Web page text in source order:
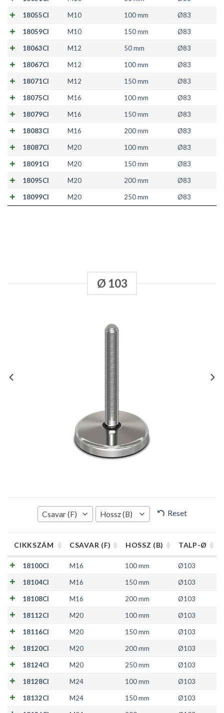
18055CI M10 100 mm Ø83
18059CI M10 150 mm Ø83
18063CI M12 50 mm Ø83
18067CI M12 100 mm Ø83
18071CI M12 150 mm Ø83
18075CI M16 100 mm Ø83
18079CI M16 150 mm Ø83
18083CI M16 200 mm Ø83
18087CI M20 100 mm Ø83
18091CI M20 150 mm Ø83
18095CI M20 200 mm Ø83
18099CI M20 250 mm Ø83
Ø 103
Csavar (F) Hossz (B) Reset
CIKKSZÁM CSAVAR (F) HOSSZ (B) TALP-Ø
18100CI M16 100 mm Ø103
18104CI M16 150 mm Ø103
18108CI M16 200 mm Ø103
18112CI M20 100 mm Ø103
18116CI M20 150 mm Ø103
18120CI M20 200 mm Ø103
18124CI M20 250 mm Ø103
18128CI M24 100 mm Ø103
18132CI M24 150 mm Ø103